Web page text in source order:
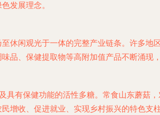
发展理念。
休闲观光于一体的完整产业链条。许多地
、保健提取物等高附加值产品不断涌现
有保健功能的活性多糖。常食山东蘑菇
增收、促进就业、实现乡村振兴的特色支